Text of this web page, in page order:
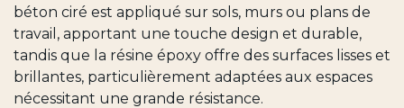
béton ciré est appliqué sur sols, murs ou plans de
travail, apportant une touche design et durable,
tandis que la résine époxy offre des surfaces lisses et
brillantes, particulièrement adaptées aux espaces
nécessitant une grande résistance.